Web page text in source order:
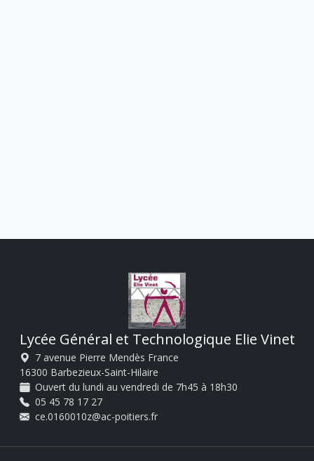
Lycée Général et Technologique Elie Vinet
7 avenue Pierre Mendès France
16300 Barbezieux-Saint-Hilaire
Ouvert du lundi au vendredi de 7h45 à 18h30
05 45 78 17 27
ce.0160010z@ac-poitiers.fr